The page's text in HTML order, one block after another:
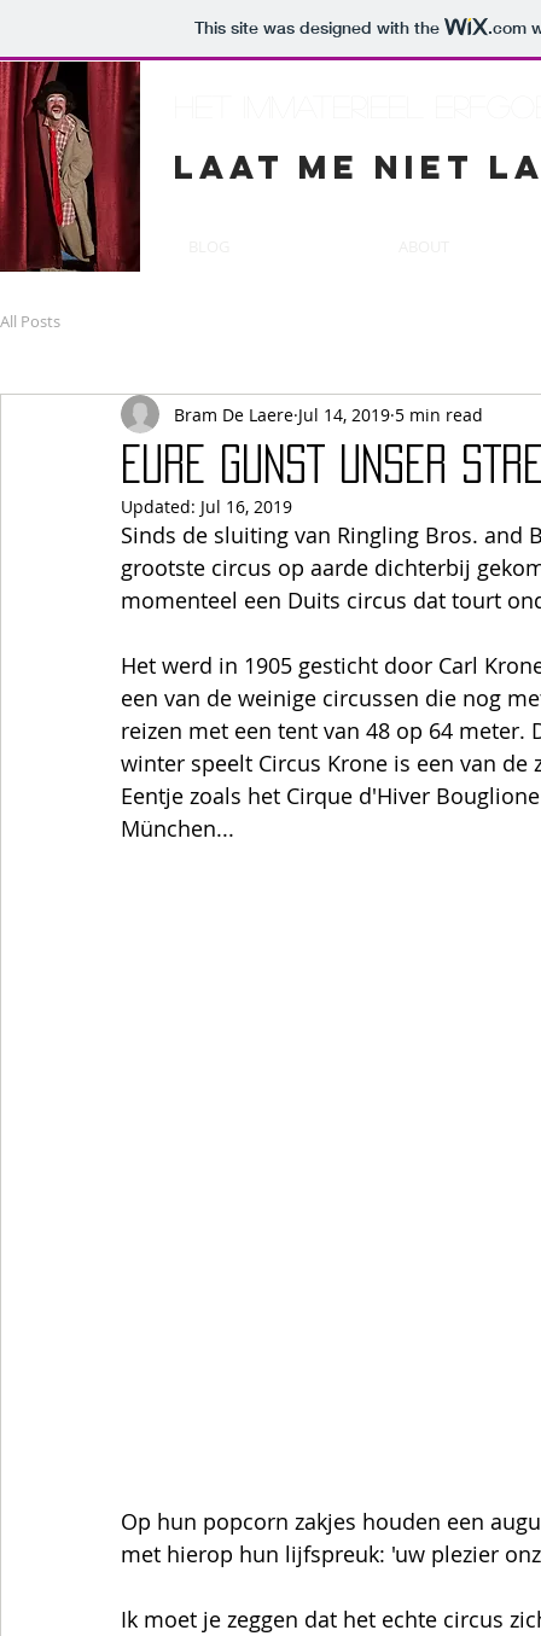
This site was designed with the .com
Laat me niet
All Posts
EURE GUNST UNSER
Bram De Laere Jul 14, 2019 5 min read
Updated: Jul 16, 2019
Sinds de sluiting van Ringling Bros. and
grootste circus op aarde dichterbij
momenteel een Duits circus dat tourt
Het werd in 1905 gesticht door Carl
een van de weinige circussen die nog
reizen met een tent van 48 op 64
winter speelt Circus Krone is een van
Eentje zoals het Cirque d'Hiver
München...
Op hun popcorn zakjes houden een
met hierop hun lijfspreuk: 'uw plezier
Ik moet je zeggen dat het echte circus